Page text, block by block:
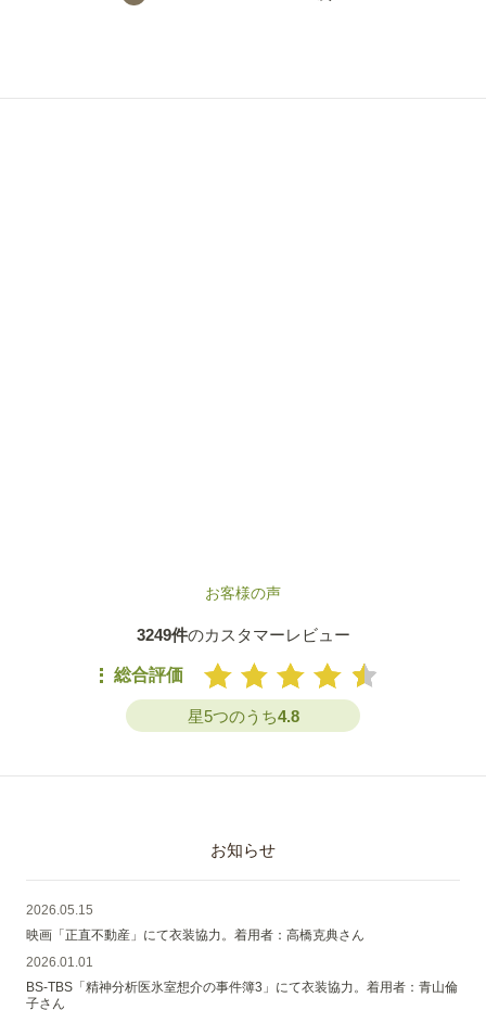
お客様の声
3249件のカスタマーレビュー
総合評価
星5つのうち4.8
お知らせ
2026.05.15
映画「正直不動産」にて衣装協力。着用者：高橋克典さん
2026.01.01
BS-TBS「精神分析医氷室想介の事件簿3」にて衣装協力。着用者：青山倫
子さん